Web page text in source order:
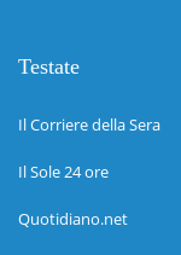
Testate
Il Corriere della Sera
Il Sole 24 ore
Quotidiano.net